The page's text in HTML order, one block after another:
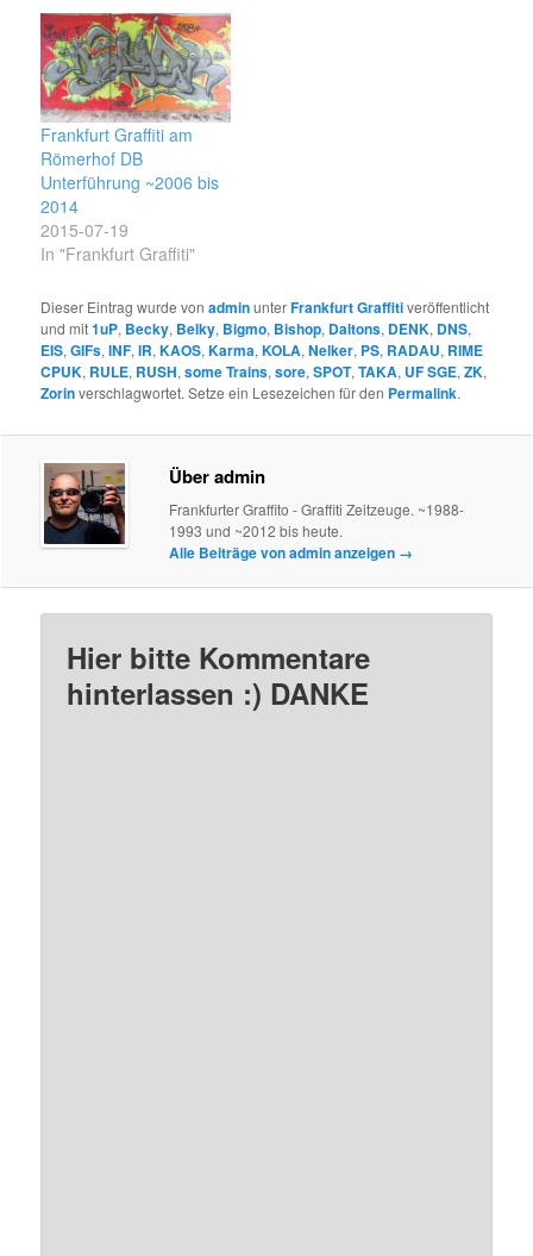
Frankfurt Graffiti am
Römerhof DB
Unterführung ~2006 bis
2014
2015-07-19
In "Frankfurt Graffiti"
Dieser Eintrag wurde vonadminunterFrankfurt Graffitiveröffentlicht
und mit1uP, Becky, Belky, Bigmo, Bishop, Daltons, DENK, DNS,
EIS,GIFs,INF,IR,KAOS,Karma,KOLA,Nelker, PS, RADAU, RIME
CPUK, RULE, RUSH,some Trains,sore,SPOT,TAKA, UF SGE,ZK,
Zorinverschlagwortet. Setze ein Lesezeichen für den Permalink.
Über admin
Frankfurter Graffito - Graffiti Zeitzeuge. ~1988-
1993 und ~2012 bis heute.
Alle Beiträge von admin anzeigen →
Hier bitte Kommentare
hinterlassen :) DANKE